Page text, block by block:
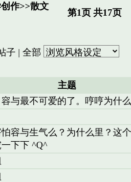
作>>散文
第1页 共17页
子 | 全部
主题
与最不可爱的了。哼哼为什
容与生气么？为什么里？这
下下 ^Q^